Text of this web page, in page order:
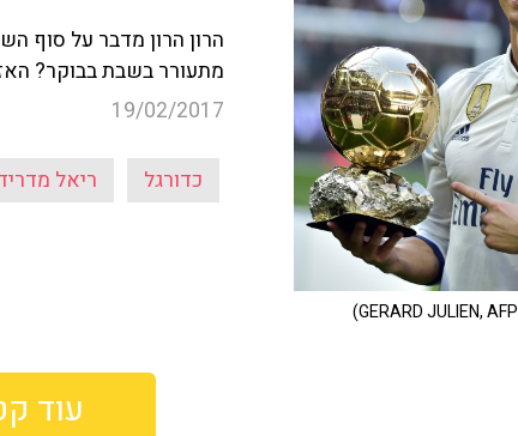
הרון הרון מדבר על סוף
מתעורר בשבת בבוקר?
19/02/2017
כדורגל ריאל
עוד